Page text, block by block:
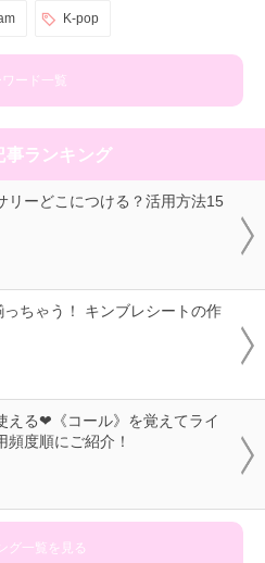
K-pop
ード一覧
事ランキング
リーどこにつける？活用方法15
ちゃう！ キンブレシートの作
える❤《コール》を覚えてライ
頻度順にご紹介！
グ一覧を見る